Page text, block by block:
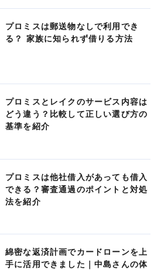
プロミスは郵送物なしで利用でき
る？ 家族に知られず借りる方法
プロミスとレイクのサービス内容は
どう違う？比較して正しい選び方の
基準を紹介
プロミスは他社借入があっても借入
できる？審査通過のポイントと対処
法を紹介
綿密な返済計画でカードローンを上
手に活用できました｜中島さんの体